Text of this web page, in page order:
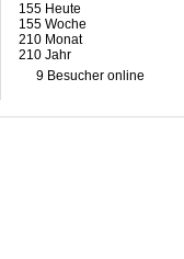
155 Heute
155 Woche
210 Monat
210 Jahr
9 Besucher online